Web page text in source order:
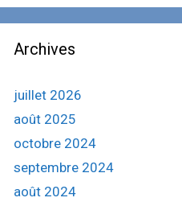
r
i
e
c
e
c
r
:
Archives
juillet 2026
août 2025
octobre 2024
septembre 2024
août 2024